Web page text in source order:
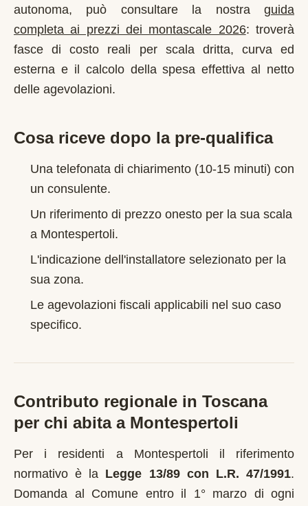
autonoma, può consultare la nostra
guida
completa ai prezzi dei montascale 2026: troverà
fasce di costo reali per scala dritta, curva ed
esterna e il calcolo della spesa effettiva al netto
delle agevolazioni.
Cosa riceve dopo la pre-qualifica
Una telefonata di chiarimento (10-15 minuti) con
un consulente.
Un riferimento di prezzo onesto per la sua scala
a Montespertoli.
L'indicazione dell'installatore selezionato per la
sua zona.
Le agevolazioni fiscali applicabili nel suo caso
specifico.
Contributo regionale in Toscana
per chi abita a Montespertoli
Per i residenti a Montespertoli il riferimento
normativo è la Legge 13/89 con L.R. 47/1991.
Domanda al Comune entro il 1° marzo di ogni